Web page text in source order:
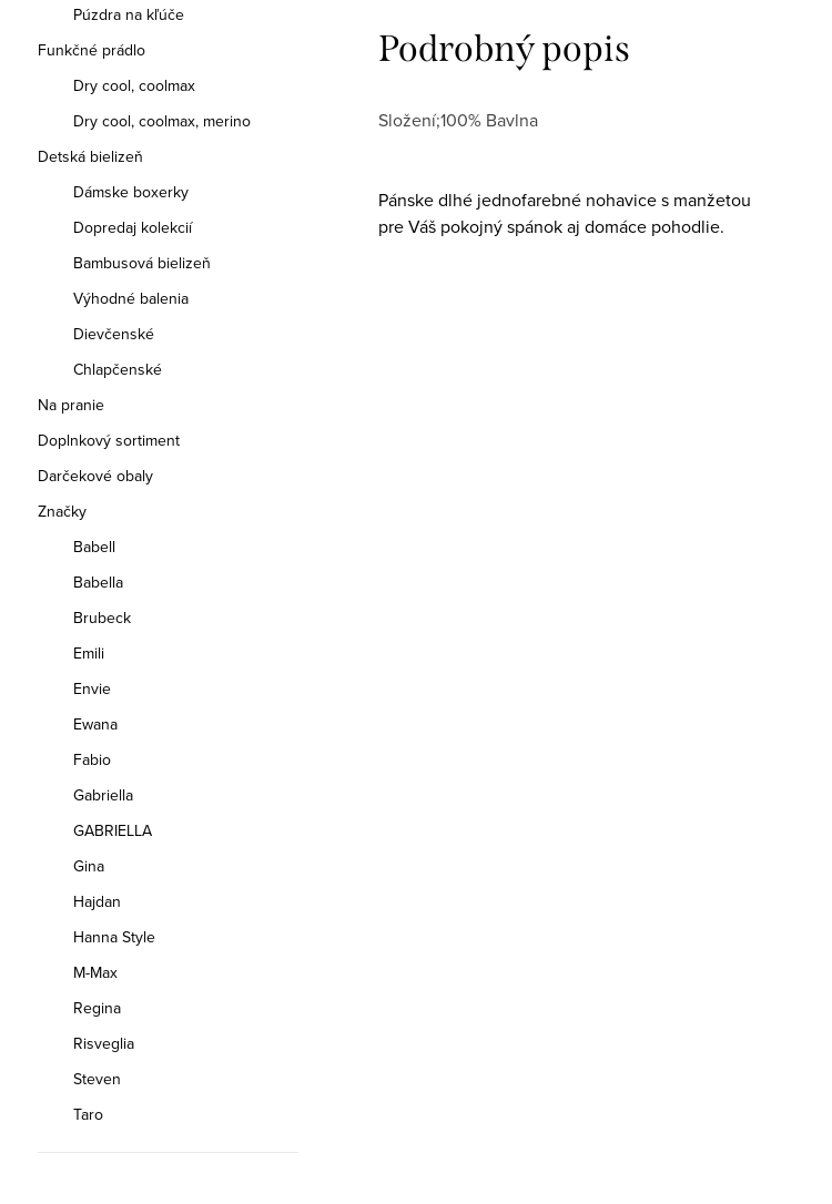
Púzdra na kľúče
Funkčné prádlo
Dry cool, coolmax
Dry cool, coolmax, merino
Detská bielizeň
Dámske boxerky
Dopredaj kolekcií
Bambusová bielizeň
Výhodné balenia
Dievčenské
Chlapčenské
Na pranie
Doplnkový sortiment
Darčekové obaly
Značky
Babell
Babella
Brubeck
Emili
Envie
Ewana
Fabio
Gabriella
GABRIELLA
Gina
Hajdan
Hanna Style
M-Max
Regina
Risveglia
Steven
Taro
Podrobný popis
Složení;100% Bavlna
Pánske dlhé jednofarebné nohavice s manžetou
pre Váš pokojný spánok aj domáce pohodlie.